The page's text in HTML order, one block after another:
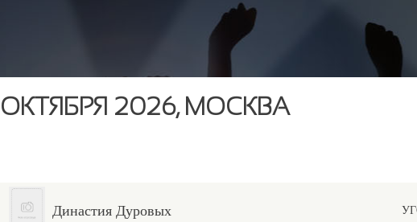
2026, МОСКВА
Династия Дуровых